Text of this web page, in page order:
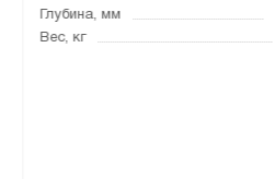
Глубина, мм
Вес, кг